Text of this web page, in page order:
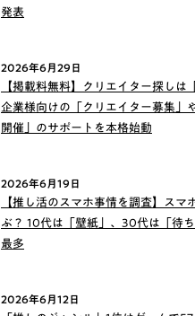
発表
2026年6月29日
【掲載料無料】クリエイター探しは
企業様向けの「クリエイター募集」
開催」のサポートを本格始動
2026年6月19日
【推し活のスマホ事情を調査】スマ
ぶ？ 10代は「壁紙」、30代は「待
最多
2026年6月12日